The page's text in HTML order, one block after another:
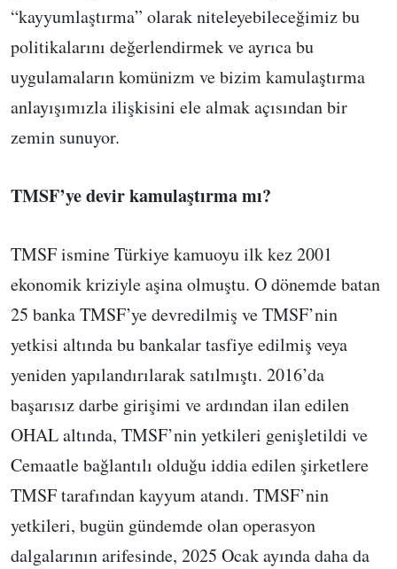
“kayyumlaştırma” olarak niteleyebileceğimiz bu
politikalarını değerlendirmek ve ayrıca bu
uygulamaların komünizm ve bizim kamulaştırma
anlayışımızla ilişkisini ele almak açısından bir
zemin sunuyor.
TMSF’ye devir kamulaştırma mı?
TMSF ismine Türkiye kamuoyu ilk kez 2001
ekonomik kriziyle aşina olmuştu. O dönemde batan
25 banka TMSF’ye devredilmiş ve TMSF’nin
yetkisi altında bu bankalar tasfiye edilmiş veya
yeniden yapılandırılarak satılmıştı. 2016’da
başarısız darbe girişimi ve ardından ilan edilen
OHAL altında, TMSF’nin yetkileri genişletildi ve
Cemaatle bağlantılı olduğu iddia edilen şirketlere
TMSF tarafından kayyum atandı. TMSF’nin
yetkileri, bugün gündemde olan operasyon
dalgalarının arifesinde, 2025 Ocak ayında daha da